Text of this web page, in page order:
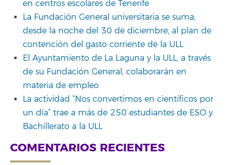
en centros escolares de Tenerife
La Fundación General universitaria se suma,
desde la noche del 30 de diciembre, al plan de
contención del gasto corriente de la ULL
El Ayuntamiento de La Laguna y la ULL, a través
de su Fundación General, colaborarán en
materia de empleo
La actividad “Nos convertimos en científicos por
un día” trae a más de 250 estudiantes de ESO y
Bachillerato a la ULL
COMENTARIOS RECIENTES